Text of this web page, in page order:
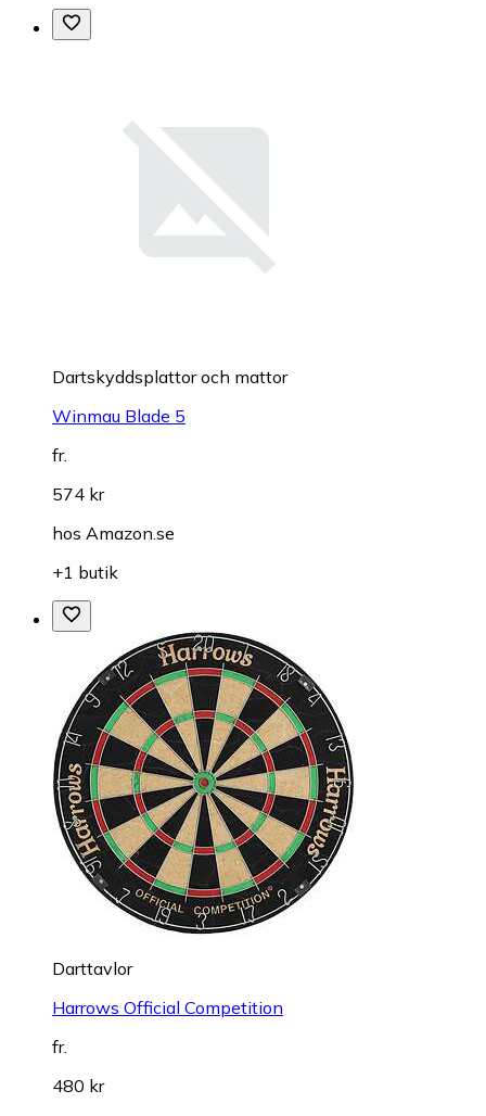
Dartskyddsplattor och mattor
Winmau Blade 5
fr.
574 kr
hos Amazon.se
+1 butik
Darttavlor
Harrows Official Competition
fr.
480 kr